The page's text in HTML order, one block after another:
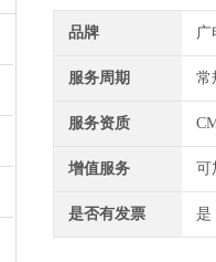
品牌 广
服务周期 常
服务资质
增值服务 可
是否有发票 是